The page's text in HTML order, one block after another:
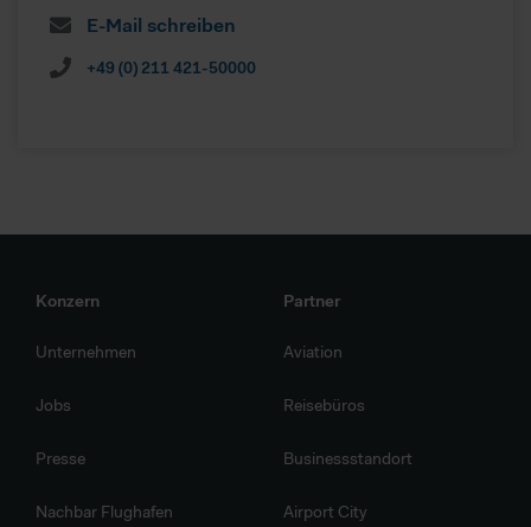
E-Mail schreiben
+49 (0) 211 421-50000
Konzern
Unternehmen
Jobs
Presse
Nachbar Flughafen
Partner
Aviation
Reisebüros
Businessstandort
Airport City